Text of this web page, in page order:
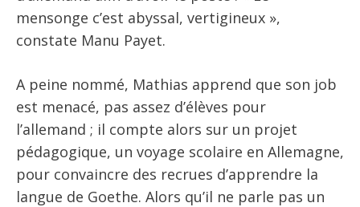
mensonge c’est abyssal, vertigineux »,
constate Manu Payet.
A peine nommé, Mathias apprend que son job
est menacé, pas assez d’élèves pour
l’allemand ; il compte alors sur un projet
pédagogique, un voyage scolaire en Allemagne,
pour convaincre des recrues d’apprendre la
langue de Goethe. Alors qu’il ne parle pas un